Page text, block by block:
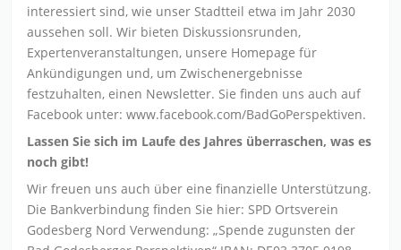
interessiert sind, wie unser Stadtteil etwa im Jahr 2030
aussehen soll. Wir bieten Diskussionsrunden,
Expertenveranstaltungen, unsere Homepage für
Ankündigungen und, um Zwischenergebnisse
festzuhalten, einen Newsletter. Sie finden uns auch auf
Facebook unter: www.facebook.com/BadGoPerspektiven.
Lassen Sie sich im Laufe des Jahres überraschen, was es
noch gibt!
Wir freuen uns auch über eine finanzielle Unterstützung.
Die Bankverbindung finden Sie hier: SPD Ortsverein
Godesberg Nord Verwendung: „Spende zugunsten der